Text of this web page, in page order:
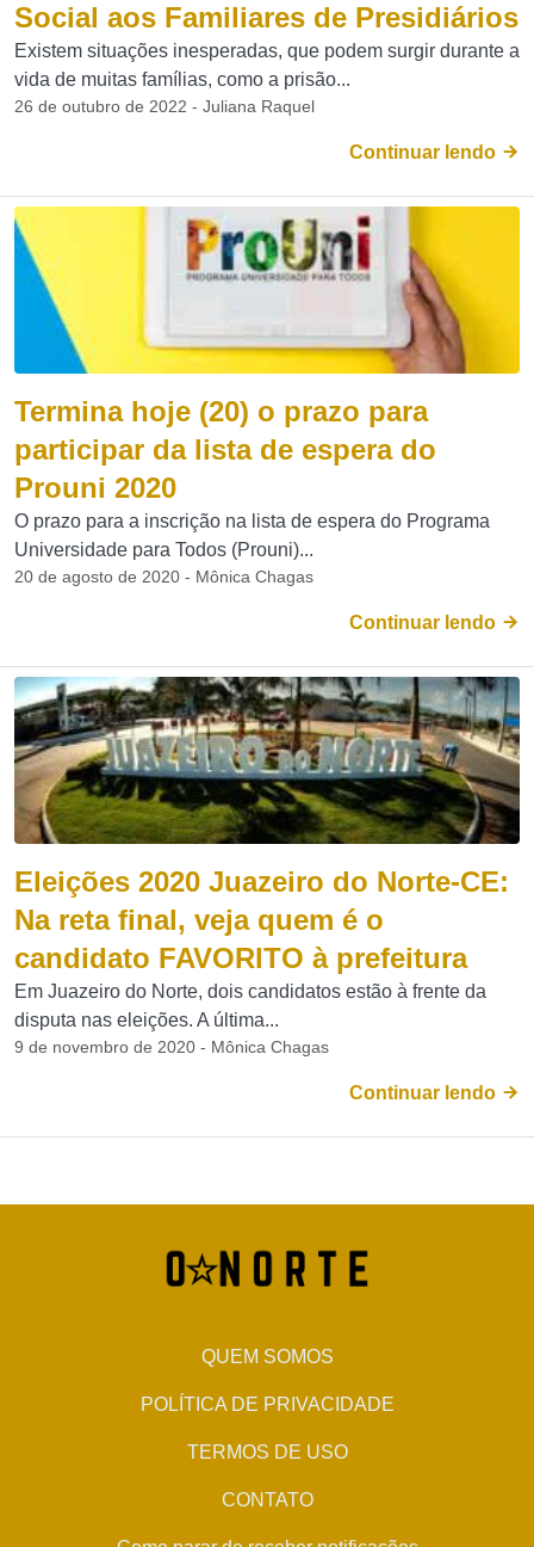
Social aos Familiares de Presidiários
Existem situações inesperadas, que podem surgir durante a
vida de muitas famílias, como a prisão...
26 de outubro de 2022 - Juliana Raquel
Continuar lendo
Termina hoje (20) o prazo para
participar da lista de espera do
Prouni 2020
O prazo para a inscrição na lista de espera do Programa
Universidade para Todos (Prouni)...
20 de agosto de 2020 - Mônica Chagas
Continuar lendo
Eleições 2020 Juazeiro do Norte-CE:
Na reta final, veja quem é o
candidato FAVORITO à prefeitura
Em Juazeiro do Norte, dois candidatos estão à frente da
disputa nas eleições. A última...
9 de novembro de 2020 - Mônica Chagas
Continuar lendo
QUEM SOMOS
POLÍTICA DE PRIVACIDADE
TERMOS DE USO
CONTATO